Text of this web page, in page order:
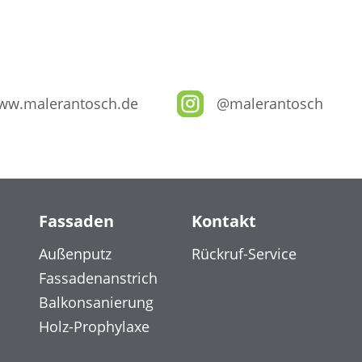
@malerantosch
Fassaden
Außenputz
Fassadenanstrich
Balkonsanierung
Holz-Prophylaxe
Kontakt
Rückruf-Service